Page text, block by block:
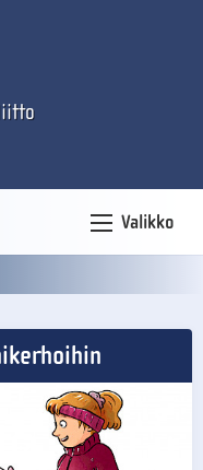
Valikko